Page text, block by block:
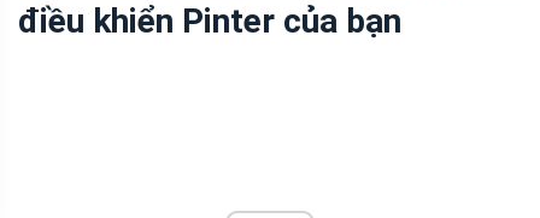
điều khiển Pinter của bạn